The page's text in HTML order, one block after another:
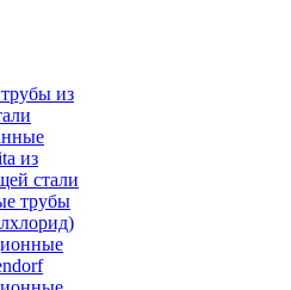
из
из
стали
трубы